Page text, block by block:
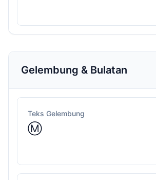
Gelembung & Bulatan
Teks Gelembung
Ⓜ